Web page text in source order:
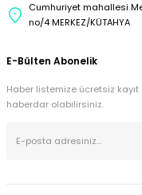
Cumhuriyet mahallesi
no/4 MERKEZ/KÜTAHYA
E-Bülten Abonelik
Haber listemize ücretsiz
haberdar olabilirsiniz.